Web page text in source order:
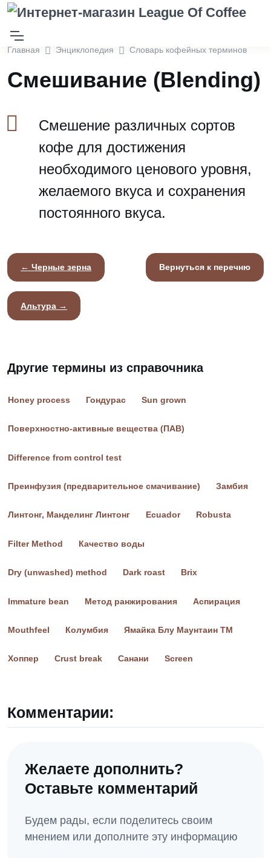
Главная Энциклопедия Словарь кофейных терминов
Смешивание (Blending)
Смешение различных сортов
кофе для достижения
необходимого ценового уровня,
желаемого вкуса и сохранения
постоянного вкуса.
← Черные зерна Вернуться к перечню
Альтура →
Другие термины из справочника
Honey process Гондурас Sun grown
Поверхностно-активные вещества (ПАВ)
Difference from control test
Преинфузия (предварительное смачивание) Замбия
Линтонг, Манделинг Линтонг Ecuador Robusta
Filter Method Качество воды
Dry (unwashed) method Dark roast Brix
Immature bean Метод ранжирования Аспирация
Mouthfeel Колумбия Ямайка Блу Маунтаин ТМ
Хоппер Crust break Санани Screen
Комментарии:
Желаете дополнить?
Оставьте комментарий
Будем рады, если поделитесь своим
мнением или дополните эту информацию